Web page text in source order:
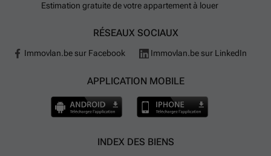
Estimation gratuite de votre appartement à louer
RÉSEAUX SOCIAUX
Immovlan.be sur Facebook Immovlan.be sur LinkedIn
APPLICATION MOBILE
INDEX DES BIENS